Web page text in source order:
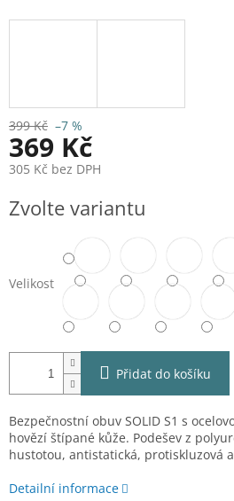
399 Kč –7 %
369 Kč
305 Kč bez DPH
cena:
Zvolte variantu
Velikost
Přidat do košíku
Bezpečnostní obuv SOLID S1 s
hovězí štípané kůže. Podešev z
hustotou, antistatická, protiskluzová
Detailní informace